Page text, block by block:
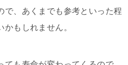
で、あくまでも参考といった程
もしれません。